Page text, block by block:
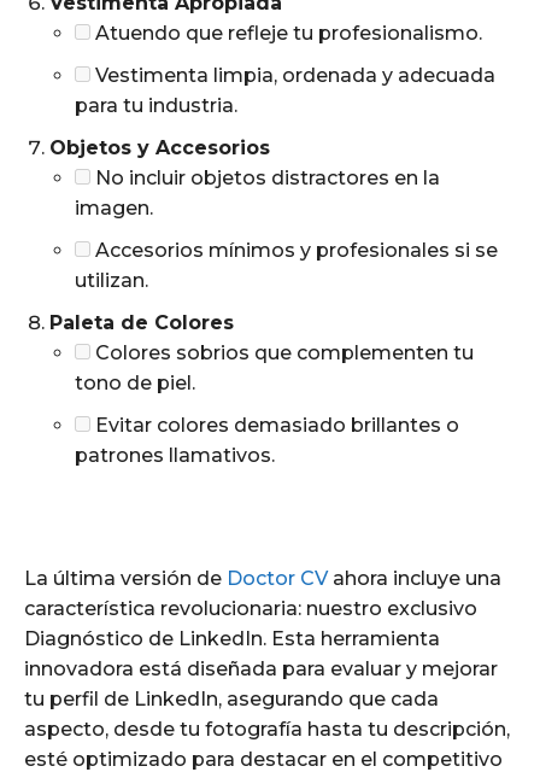
Atuendo que refleje tu profesionalismo.
Vestimenta limpia, ordenada y adecuada
para tu industria.
Objetos y Accesorios
No incluir objetos distractores en la
imagen.
Accesorios mínimos y profesionales si se
utilizan.
Paleta de Colores
Colores sobrios que complementen tu
tono de piel.
Evitar colores demasiado brillantes o
patrones llamativos.
La última versión de Doctor CVahora incluye una
característica revolucionaria: nuestro exclusivo
Diagnóstico de LinkedIn. Esta herramienta
innovadora está diseñada para evaluar y mejorar
tu perfil de LinkedIn, asegurando que cada
aspecto, desde tu fotografía hasta tu descripción,
esté optimizado para destacar en el competitivo